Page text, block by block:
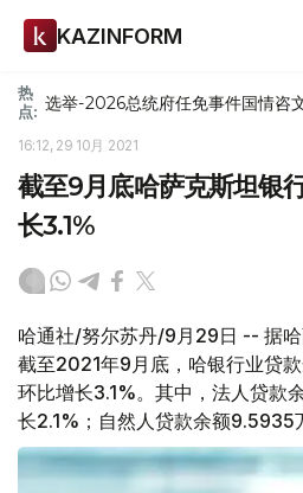
KAZINFORM
热
点: 选举-2026总统府任免事件国情咨
16:12, 29 10月 2021
截至9月底哈萨克斯坦银
长3.1%
哈通社/努尔苏丹/9月29日 -- 据哈
截至2021年9月底，哈银行业贷
环比增长3.1%。其中，法人贷款
长2.1%；自然人贷款余额9.5935